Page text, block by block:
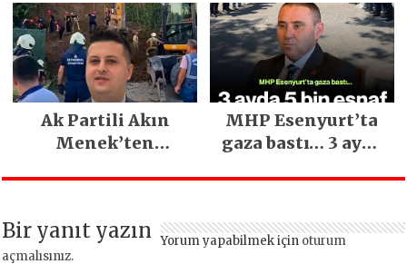
Emeğiyle Son
Yılların En Büyük
Festivali
Gerçekleşti
İlgi Gördü!..
Ak Partili Akın
Menek’ten
heyelan sonrası
MHP Esenyurt’ta
gaza bastı… 3 ayda
edildi
Bir yanıt yazın Yorum yapabilmek için oturum
açmalısınız.